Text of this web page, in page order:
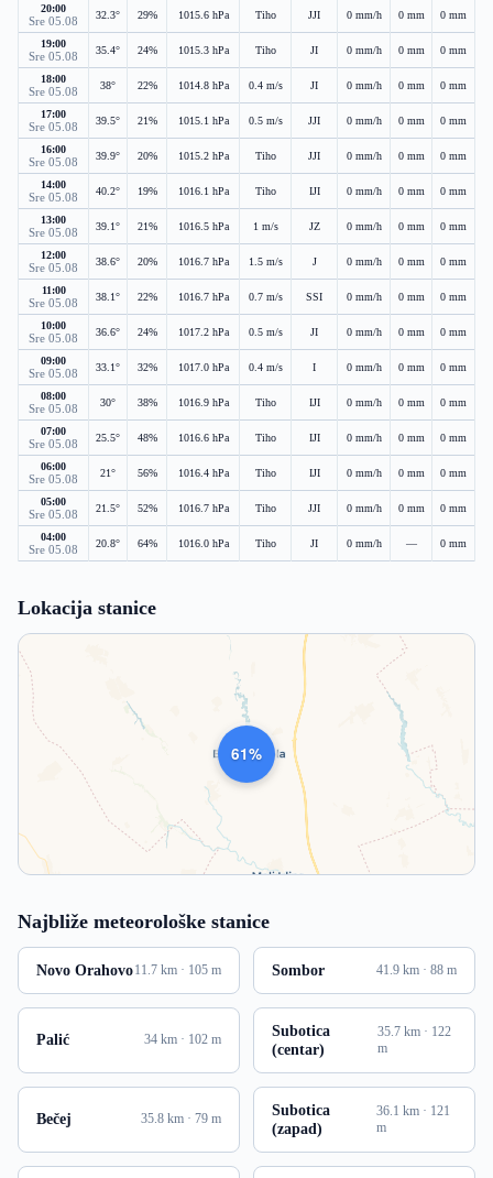
20:00
Sre 05.08 32.3° 29% 1015.6 hPa Tiho JJI 0 mm/h 0 mm 0 mm
19:00
Sre 05.08 35.4° 24% 1015.3 hPa Tiho JI 0 mm/h 0 mm 0 mm
18:00
Sre 05.08 38° 22% 1014.8 hPa 0.4 m/s JI 0 mm/h 0 mm 0 mm
17:00
Sre 05.08 39.5° 21% 1015.1 hPa 0.5 m/s JJI 0 mm/h 0 mm 0 mm
16:00
Sre 05.08 39.9° 20% 1015.2 hPa Tiho JJI 0 mm/h 0 mm 0 mm
14:00
Sre 05.08 40.2° 19% 1016.1 hPa Tiho IJI 0 mm/h 0 mm 0 mm
13:00
Sre 05.08 39.1° 21% 1016.5 hPa 1 m/s JZ 0 mm/h 0 mm 0 mm
12:00
Sre 05.08 38.6° 20% 1016.7 hPa 1.5 m/s J 0 mm/h 0 mm 0 mm
11:00
Sre 05.08 38.1° 22% 1016.7 hPa 0.7 m/s SSI 0 mm/h 0 mm 0 mm
10:00
Sre 05.08 36.6° 24% 1017.2 hPa 0.5 m/s JI 0 mm/h 0 mm 0 mm
09:00
Sre 05.08 33.1° 32% 1017.0 hPa 0.4 m/s I 0 mm/h 0 mm 0 mm
08:00
Sre 05.08 30° 38% 1016.9 hPa Tiho IJI 0 mm/h 0 mm 0 mm
07:00
Sre 05.08 25.5° 48% 1016.6 hPa Tiho IJI 0 mm/h 0 mm 0 mm
06:00
Sre 05.08 21° 56% 1016.4 hPa Tiho IJI 0 mm/h 0 mm 0 mm
05:00
Sre 05.08 21.5° 52% 1016.7 hPa Tiho JJI 0 mm/h 0 mm 0 mm
04:00
Sre 05.08 20.8° 64% 1016.0 hPa Tiho JI 0 mm/h — 0 mm
Lokacija stanice
1017
Najbliže meteorološke stanice
Novo Orahovo11.7 km · 105 m Sombor 41.9 km · 88 m
Palić 34 km · 102 m
Subotica
(centar)
35.7 km · 122
m
Bečej 35.8 km · 79 m
Subotica
(zapad)
36.1 km · 121
m